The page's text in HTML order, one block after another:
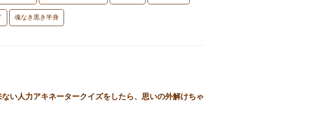
魂なき黒き半身
い人力アキネータークイズをしたら、思いの外解けちゃ